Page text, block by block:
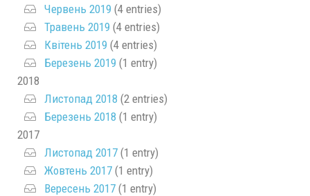
Червень 2019 (4 entries)
Травень 2019 (4 entries)
Квітень 2019 (4 entries)
Березень 2019 (1 entry)
2018
Листопад 2018 (2 entries)
Березень 2018 (1 entry)
2017
Листопад 2017 (1 entry)
Жовтень 2017 (1 entry)
Вересень 2017 (1 entry)